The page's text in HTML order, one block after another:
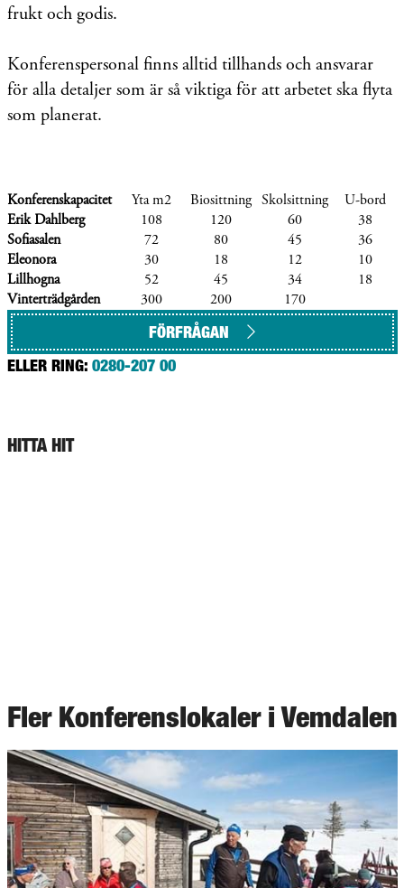
frukt och godis.
Konferenspersonal finns alltid tillhands och ansvarar
för alla detaljer som är så viktiga för att arbetet ska flyta
som planerat.
Konferenskapacitet Yta m2 Biosittning Skolsittning
U-bord
Erik Dahlberg
108 120 60
38
Sofiasalen
72 80 45
36
Eleonora
30 18 12
10
Lillhogna
52 45 34
18
Vinterträdgården
300 200 170
FÖRFRÅGAN
ELLER RING: 0280-207 00
HITTA HIT
Fler Konferenslokaler i Vemdalen